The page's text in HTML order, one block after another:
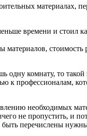
материалах,
времени и стоил
материалов,
комнату, то
к профессионалам,
необходимых
не пропустить, и
перечислены